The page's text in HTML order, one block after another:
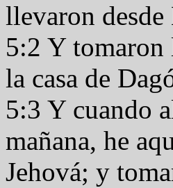
llevaron
5:2 Y tomaron
la casa de
5:3 Y cuando
mañana, he
Jehová; y